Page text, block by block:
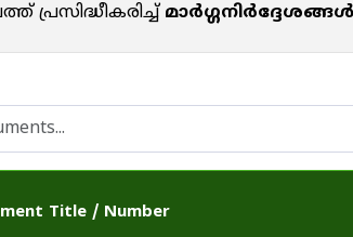
പ്രസിദ്ധീകരിച്ച്മാർഗ്ഗനിർദ്ദേശങ്ങൾ
Title / Number